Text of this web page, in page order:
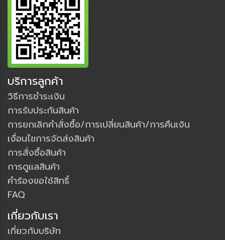
บริการลูกค้า
วิธีการชำระเงิน
การรับประกันสินค้า
การยกเลิกคำสั่งซื้อ/การเปลี่ยนสินค้า/การคืนเงิน
เงื่อนไขการจัดส่งสินค้า
การสั่งซื้อสินค้า
การดูแลสินค้า
คำร้องขอใช้สิทธิ์
FAQ
เกี่ยวกับเรา
เกี่ยวกับบริษัท